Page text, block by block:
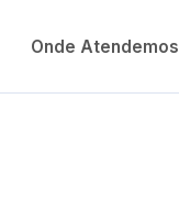
Onde Atendemos